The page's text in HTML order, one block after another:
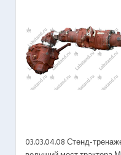
03.03.04.08 Стенд-